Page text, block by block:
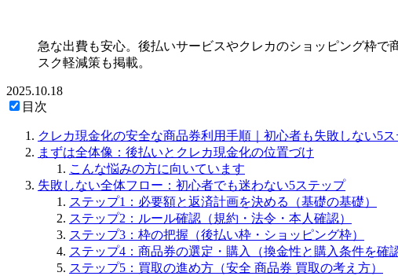
急な出費も安心。後払いサービスやクレカのショッピング枠
スク軽減策も掲載。
2025.10.18
目次
クレカ現金化の安全な商品券利用手順｜初心者も失敗しない5
まずは全体像：後払いとクレカ現金化の位置づけ
こんな悩みの方に向いています
失敗しない全体フロー：初心者でも迷わない5ステップ
ステップ1：必要額と返済計画を決める（基礎の基礎）
ステップ2：ルール確認（規約・法令・本人確認）
ステップ3：枠の把握（後払い枠・ショッピング枠）
ステップ4：商品券の選定・購入（換金性と購入条件を確認
ステップ5：買取の進め方（安全 商品券 買取の考え方）